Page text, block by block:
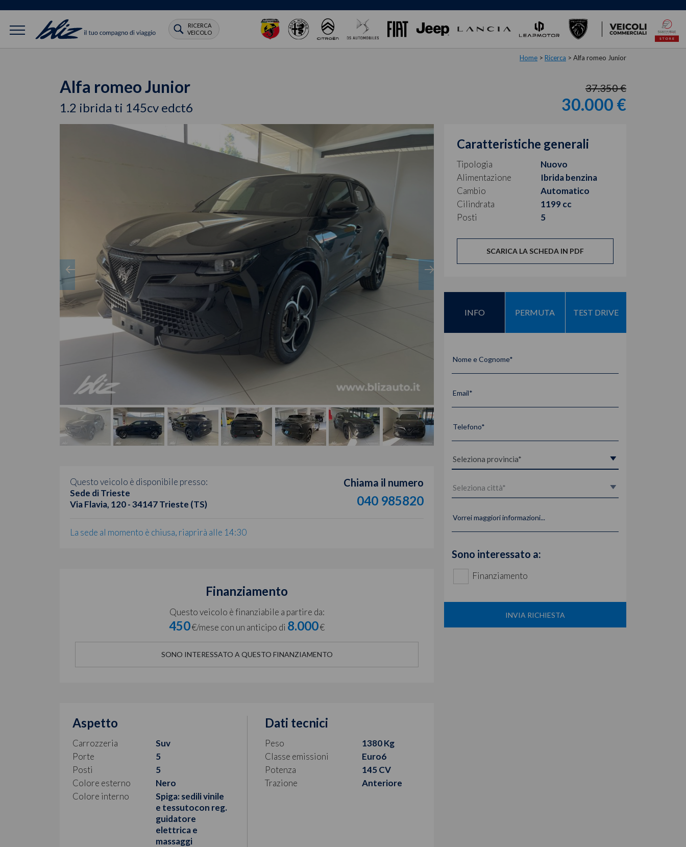
RICERCA
VEICOLO
Home > Ricerca > Alfa romeo Junior
Alfa romeo Junior
1.2 ibrida ti 145cv edct6
37.350 €
30.000 €
Questo veicolo è disponibile presso:
Sede di Trieste
Via Flavia, 120 - 34147 Trieste (TS)
Chiama il numero
040 985820
La sede al momento è chiusa, riaprirà alle 14:30
Finanziamento
Questo veicolo è finanziabile a partire da:
450€/mese con un anticipo di 8.000€
SONO INTERESSATO A QUESTO FINANZIAMENTO
Aspetto
Carrozzeria
Suv
Porte
5
Posti
5
Colore esterno
Nero
Colore interno
Spiga: sedili vinile
e tessutocon reg.
guidatore
elettrica e
massaggi
Dati tecnici
Peso
1380 Kg
Classe emissioni
Euro6
Potenza
145 CV
Trazione
Anteriore
Caratteristiche generali
Tipologia
Nuovo
Alimentazione
Ibrida benzina
Cambio
Automatico
Cilindrata
1199 cc
Posti
5
SCARICA LA SCHEDA IN PDF
INFO PERMUTA TEST DRIVE
Nome e Cognome*
Email*
Telefono*
Vorrei maggiori informazioni...
Sono interessato a:
Finanziamento
INVIA RICHIESTA